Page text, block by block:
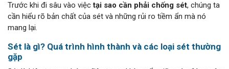
Trước khi đi sâu vào việctại sao cần phải chống sét, chúng ta
cần hiểu rõ bản chất của sét và những rủi ro tiềm ẩn mà nó
mang lại.
Sét là gì? Quá trình hình thành và các loại sét thường
gặp